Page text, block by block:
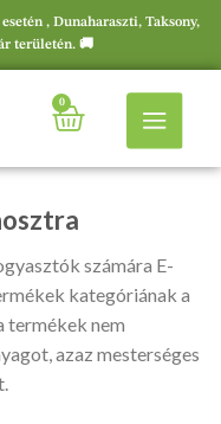
, Dunaharaszti, Taksony,
területén. 🚚
0
számára E-
kategóriának a
termékek nem
azaz mesterséges